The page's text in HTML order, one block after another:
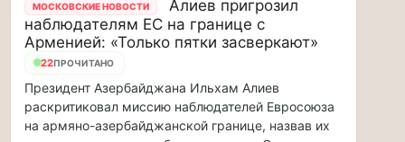
Москве
Чайковского!…
приглашаем
на
музыкальную
и
инсайды
Москвы
МОСКОВСКИЕ НОВОСТИ
Алиев пригрозил
наблюдателям ЕС на границе с
Арменией: «Только пятки засверкают»
22ПРОЧИТАНО
Президент Азербайджана Ильхам Алиев
раскритиковал миссию наблюдателей Евросоюза
на армяно-азербайджанской границе, назвав их